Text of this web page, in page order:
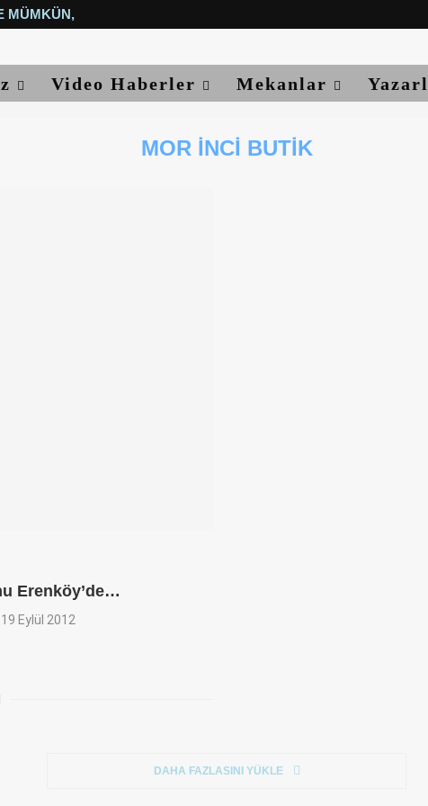
YETER...
Video Haberler Mekanlar
MOR İNCI BUTIK
Erenköy’de…
19 Eylül 2012
DAHA FAZLASINI YÜKLE